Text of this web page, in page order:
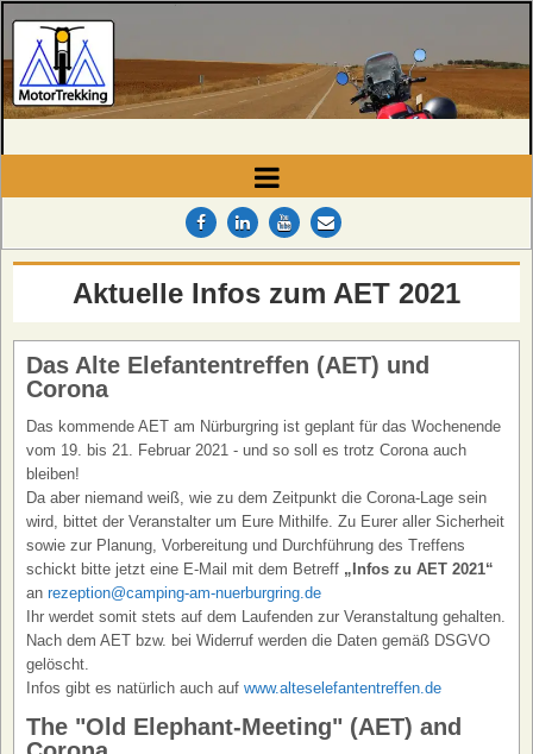
MotorTrekking
Aktuelle Infos zum AET 2021
Das Alte Elefantentreffen (AET) und
Corona
Das kommende AET am Nürburgring ist geplant für das Wochenende
vom 19. bis 21. Februar 2021 - und so soll es trotz Corona auch
bleiben!
Da aber niemand weiß, wie zu dem Zeitpunkt die Corona-Lage sein
wird, bittet der Veranstalter um Eure Mithilfe. Zu Eurer aller Sicherheit
sowie zur Planung, Vorbereitung und Durchführung des Treffens
schickt bitte jetzt eine E-Mail mit dem Betreff „Infos zu AET 2021“
an rezeption@camping-am-nuerburgring.de
Ihr werdet somit stets auf dem Laufenden zur Veranstaltung gehalten.
Nach dem AET bzw. bei Widerruf werden die Daten gemäß DSGVO
gelöscht.
Infos gibt es natürlich auch auf www.alteselefantentreffen.de
The "Old Elephant-Meeting" (AET) and